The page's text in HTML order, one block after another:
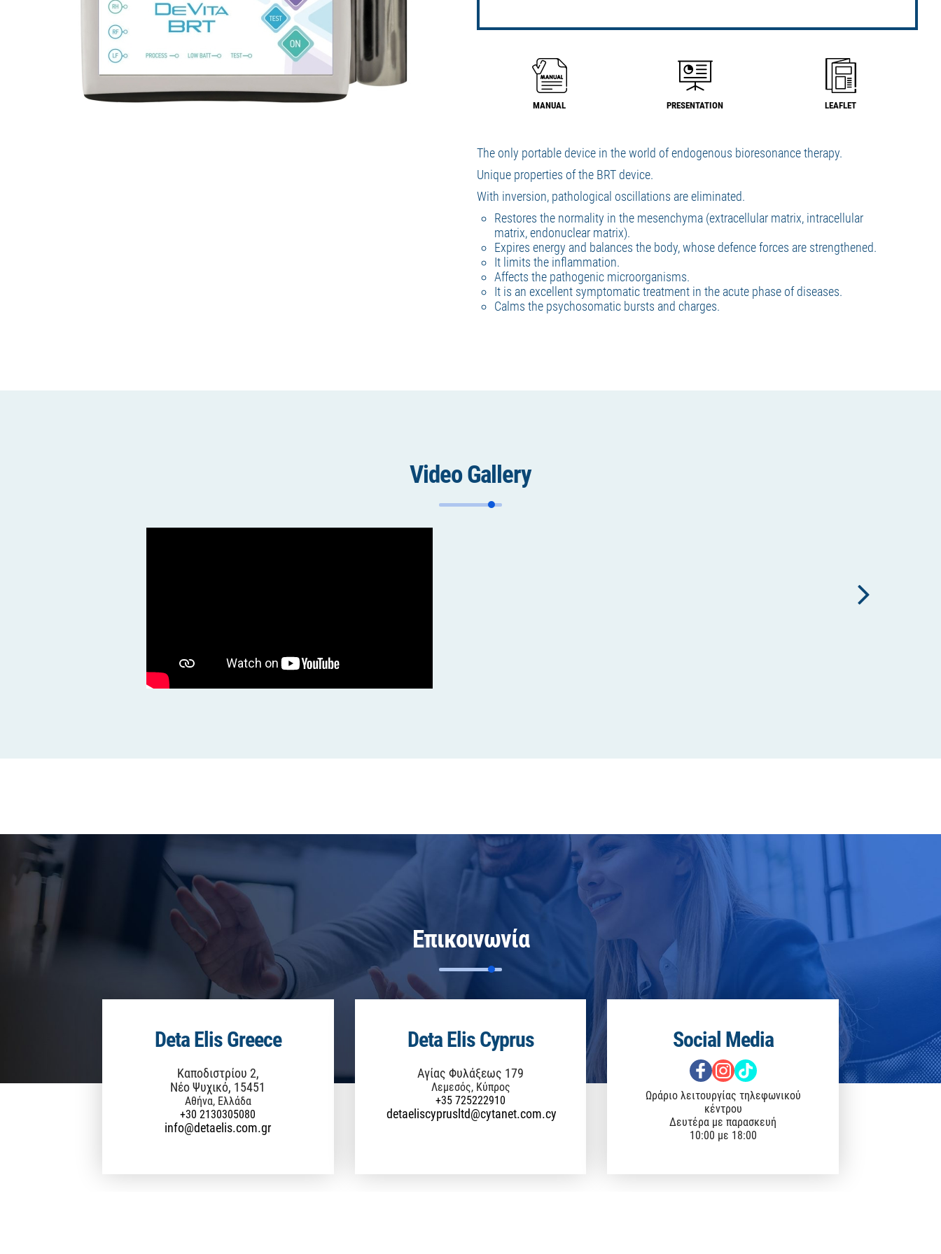
MANUAL PRESENTATION LEAFLET
The only portable device in the world of endogenous bioresonance therapy.
Unique properties of the BRT device.
With inversion, pathological oscillations are eliminated.
Restores the normality in the mesenchyma (extracellular matrix, intracellular
matrix, endonuclear matrix).
Expires energy and balances the body, whose defence forces are strengthened.
It limits the inflammation.
Affects the pathogenic microorganisms.
It is an excellent symptomatic treatment in the acute phase of diseases.
Calms the psychosomatic bursts and charges.
Video Gallery
Επικοινωνία
Deta Elis Greece
Καποδιστρίου 2,
Νέο Ψυχικό, 15451
Αθήνα, Ελλάδα
+30 2130305080
info@detaelis.com.gr
Deta Elis Cyprus
Αγίας Φυλάξεως 179
Λεμεσός, Κύπρος
+35 725222910
detaeliscyprusltd@cytanet.com.cy
Social Media
Ωράριο λειτουργίας τηλεφωνικού
κέντρου
Δευτέρα με παρασκευή
10:00 με 18:00